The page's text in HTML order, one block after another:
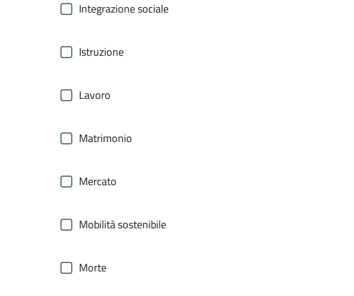
Integrazione sociale
Istruzione
Lavoro
Matrimonio
Mercato
Mobilità sostenibile
Morte